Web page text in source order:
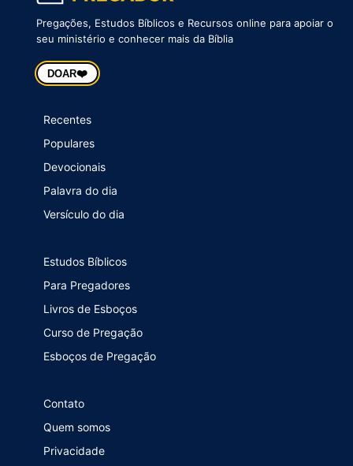
Pregações, Estudos Bíblicos e Recursos online para apoiar o
seu ministério e conhecer mais da Bíblia
DOAR❤️
Recentes
Populares
Devocionais
Palavra do dia
Versículo do dia
Estudos Bíblicos
Para Pregadores
Livros de Esboços
Curso de Pregação
Esboços de Pregação
Contato
Quem somos
Privacidade